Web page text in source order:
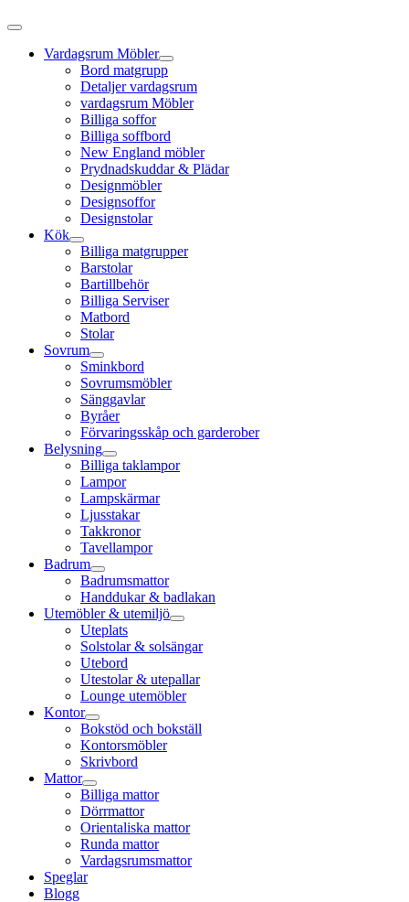
Vardagsrum Möbler
Bord matgrupp
Detaljer vardagsrum
vardagsrum Möbler
Billiga soffor
Billiga soffbord
New England möbler
Prydnadskuddar & Plädar
Designmöbler
Designsoffor
Designstolar
Kök
Billiga matgrupper
Barstolar
Bartillbehör
Billiga Serviser
Matbord
Stolar
Sovrum
Sminkbord
Sovrumsmöbler
Sänggavlar
Byråer
Förvaringsskåp och garderober
Belysning
Billiga taklampor
Lampor
Lampskärmar
Ljusstakar
Takkronor
Tavellampor
Badrum
Badrumsmattor
Handdukar & badlakan
Utemöbler & utemiljö
Uteplats
Solstolar & solsängar
Utebord
Utestolar & utepallar
Lounge utemöbler
Kontor
Bokstöd och bokställ
Kontorsmöbler
Skrivbord
Mattor
Billiga mattor
Dörrmattor
Orientaliska mattor
Runda mattor
Vardagsrumsmattor
Speglar
Blogg